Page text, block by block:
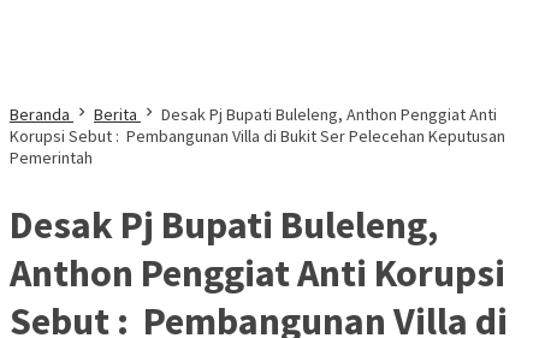
Beranda Berita
Desak Pj Bupati Buleleng, Anthon Penggiat Anti
Korupsi Sebut : Pembangunan Villa di Bukit Ser Pelecehan Keputusan
Pemerintah
Desak Pj Bupati Buleleng,
Anthon Penggiat Anti Korupsi
Sebut : Pembangunan Villa di